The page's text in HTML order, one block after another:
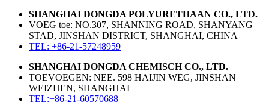
SHANGHAI DONGDA POLYURETHAAN CO., LTD.
VOEG toe: NO.307, SHANNING ROAD, SHANYANG
STAD, JINSHAN DISTRICT, SHANGHAI, CHINA
TEL: +86-21-57248959
SHANGHAI DONGDA CHEMISCH CO., LTD.
TOEVOEGEN: NEE. 598 HAIJIN WEG, JINSHAN
WEIZHEN, SHANGHAI
TEL:+86-21-60570688